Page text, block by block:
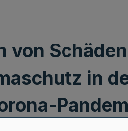
von
in